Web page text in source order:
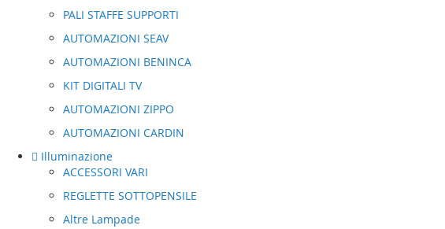
PALI STAFFE SUPPORTI
AUTOMAZIONI SEAV
AUTOMAZIONI BENINCA
KIT DIGITALI TV
AUTOMAZIONI ZIPPO
AUTOMAZIONI CARDIN
Illuminazione
ACCESSORI VARI
REGLETTE SOTTOPENSILE
Altre Lampade